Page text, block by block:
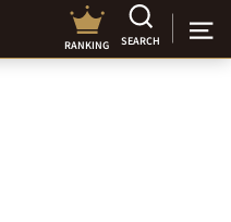
RANKING SEARCH